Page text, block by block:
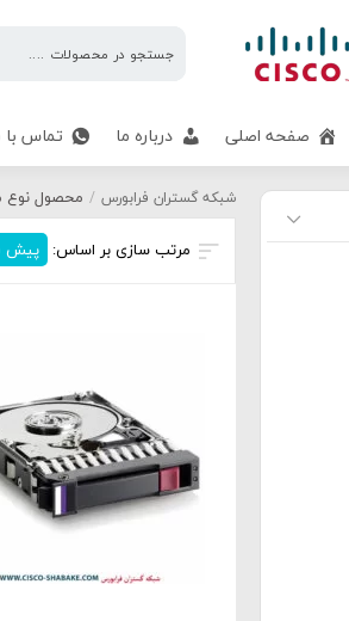
صفحه اصلی درباره ما تماس با
شبکه گستران فرابورس / محصول
مرتب سازی بر اساس: پیش